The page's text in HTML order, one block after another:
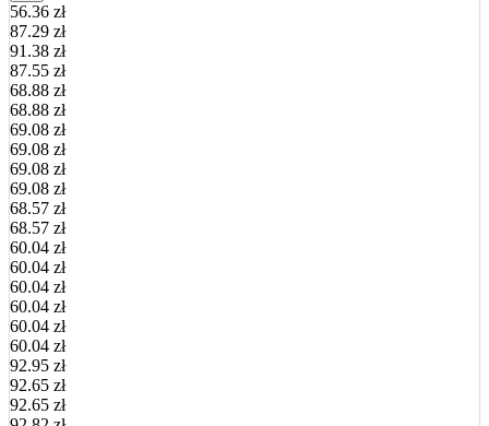
56.36 zł
87.29 zł
91.38 zł
87.55 zł
68.88 zł
68.88 zł
69.08 zł
69.08 zł
69.08 zł
69.08 zł
68.57 zł
68.57 zł
60.04 zł
60.04 zł
60.04 zł
60.04 zł
60.04 zł
60.04 zł
92.95 zł
92.65 zł
92.65 zł